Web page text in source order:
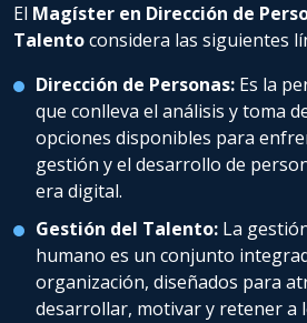
El Magíster en Dirección de
Talentoconsidera las siguientes
Dirección de Personas: Es la
que conlleva el análisis y toma
opciones disponibles para
gestión y el desarrollo de
era digital.
Gestión del Talento: La
humano es un conjunto
organización, diseñados para
desarrollar, motivar y retener a